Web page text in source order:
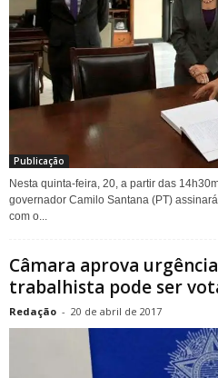
Publicação
Nesta quinta-feira, 20, a partir das
governador Camilo Santana (PT)
com o...
Câmara aprova
trabalhista pode ser
Redação - 20 de abril de 2017